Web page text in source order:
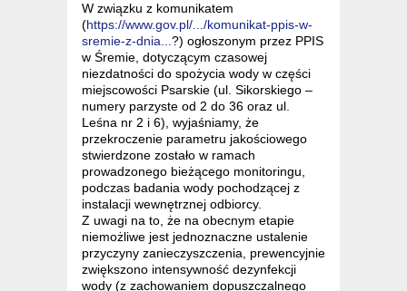
W związku z komunikatem
(https://www.gov.pl/.../komunikat-ppis-w-
sremie-z-dnia... ?) ogłoszonym przez PPIS
w Śremie, dotyczącym czasowej
niezdatności do spożycia wody w części
miejscowości Psarskie (ul. Sikorskiego –
numery parzyste od 2 do 36 oraz ul.
Leśna nr 2 i 6), wyjaśniamy, że
przekroczenie parametru jakościowego
stwierdzone zostało w ramach
prowadzonego bieżącego monitoringu,
podczas badania wody pochodzącej z
instalacji wewnętrznej odbiorcy.
Z uwagi na to, że na obecnym etapie
niemożliwe jest jednoznaczne ustalenie
przyczyny zanieczyszczenia, prewencyjnie
zwiększono intensywność dezynfekcji
wody (z zachowaniem dopuszczalnego